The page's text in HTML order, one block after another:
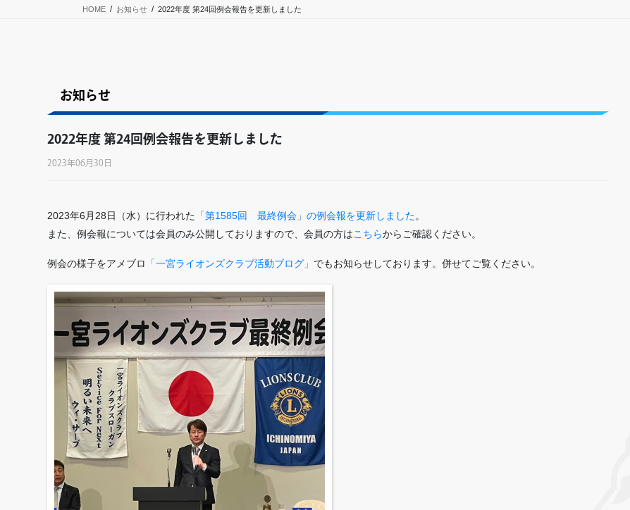
HOME お知らせ 2022年度 第24回例会報告を更新しました
お知らせ
2022年度 第24回例会報告を更新しました
2023年06月30日
2023年6月28日（水）に行われた 「第1585回 最終例会」の例会報を更新しました。
また、例会報については会員のみ公開しておりますので、会員の方はこちらからご確認ください。
例会の様子をアメブロ 「一宮ライオンズクラブ活動ブログ」 でもお知らせしております。併せてご覧ください。